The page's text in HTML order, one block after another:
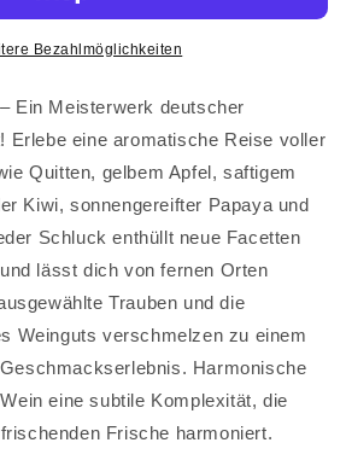
Bezahlmöglichkeiten
Ein Meisterwerk deutscher
Erlebe eine aromatische Reise voller
Quitten, gelbem Apfel, saftigem
Kiwi, sonnengereifter Papaya und
Schluck enthüllt neue Facetten
lässt dich von fernen Orten
Trauben und die
Weinguts verschmelzen zu einem
Harmonische
eine subtile Komplexität, die
Frische harmoniert.